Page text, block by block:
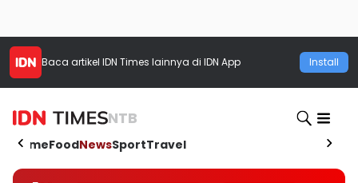
Baca artikel IDN Times lainnya di IDN App Install
NTB
HomeFoodNewsSportTravel